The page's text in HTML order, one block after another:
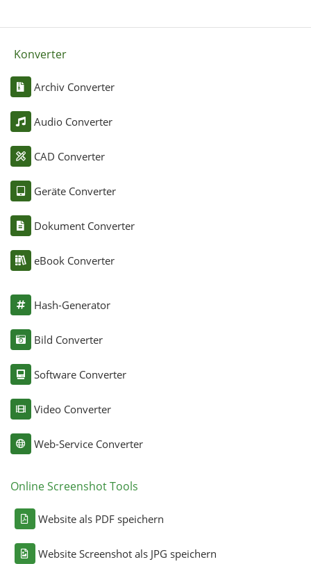
Konverter
Archiv Converter
Audio Converter
CAD Converter
Geräte Converter
Dokument Converter
eBook Converter
Hash-Generator
Bild Converter
Software Converter
Video Converter
Web-Service Converter
Online Screenshot Tools
Website als PDF speichern
Website Screenshot als JPG speichern